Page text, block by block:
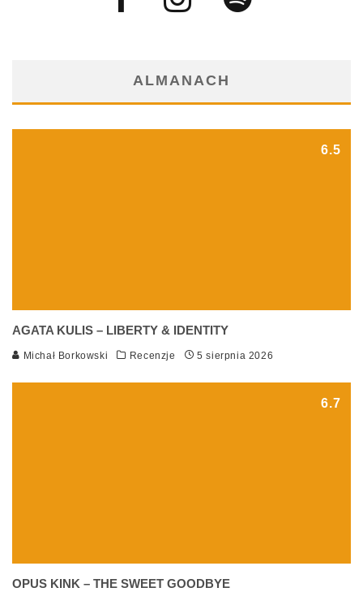
ALMANACH
6.5
AGATA KULIS – LIBERTY & IDENTITY
Michał Borkowski Recenzje 5 sierpnia 2026
6.7
OPUS KINK – THE SWEET GOODBYE